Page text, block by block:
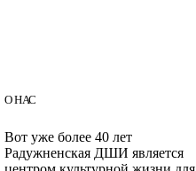
О НАС
Вот уже более 40 лет
Радужненская ДШИ является